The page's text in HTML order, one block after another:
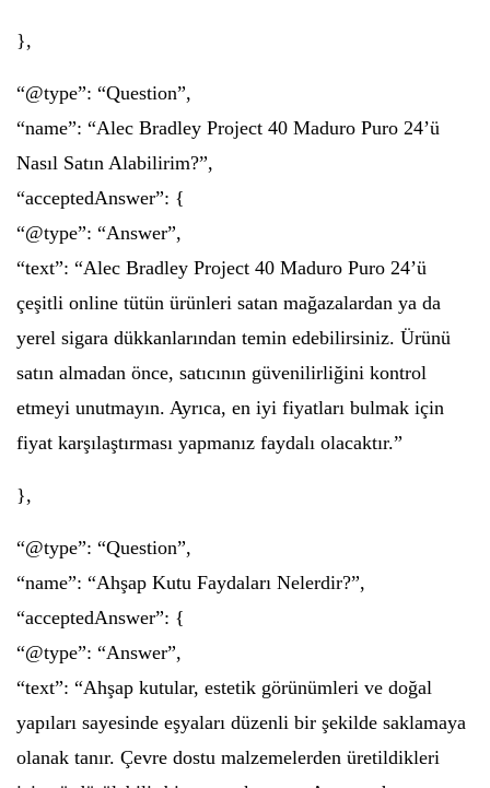
},
“@type”: “Question”,
“name”: “Alec Bradley Project 40 Maduro Puro 24’ü
Nasıl Satın Alabilirim?”,
“acceptedAnswer”: {
“@type”: “Answer”,
“text”: “Alec Bradley Project 40 Maduro Puro 24’ü
çeşitli online tütün ürünleri satan mağazalardan ya da
yerel sigara dükkanlarından temin edebilirsiniz. Ürünü
satın almadan önce, satıcının güvenilirliğini kontrol
etmeyi unutmayın. Ayrıca, en iyi fiyatları bulmak için
fiyat karşılaştırması yapmanız faydalı olacaktır.”
},
“@type”: “Question”,
“name”: “Ahşap Kutu Faydaları Nelerdir?”,
“acceptedAnswer”: {
“@type”: “Answer”,
“text”: “Ahşap kutular, estetik görünümleri ve doğal
yapıları sayesinde eşyaları düzenli bir şekilde saklamaya
olanak tanır. Çevre dostu malzemelerden üretildikleri